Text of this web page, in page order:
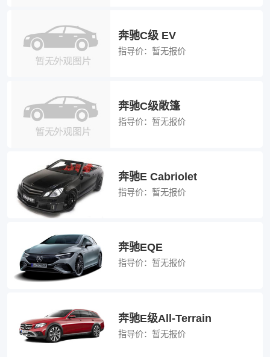
奔驰C级 EV
指导价： 暂无报价
奔驰C级敞篷
指导价： 暂无报价
奔驰E Cabriolet
指导价： 暂无报价
奔驰EQE
指导价： 暂无报价
奔驰E级All-Terrain
指导价： 暂无报价